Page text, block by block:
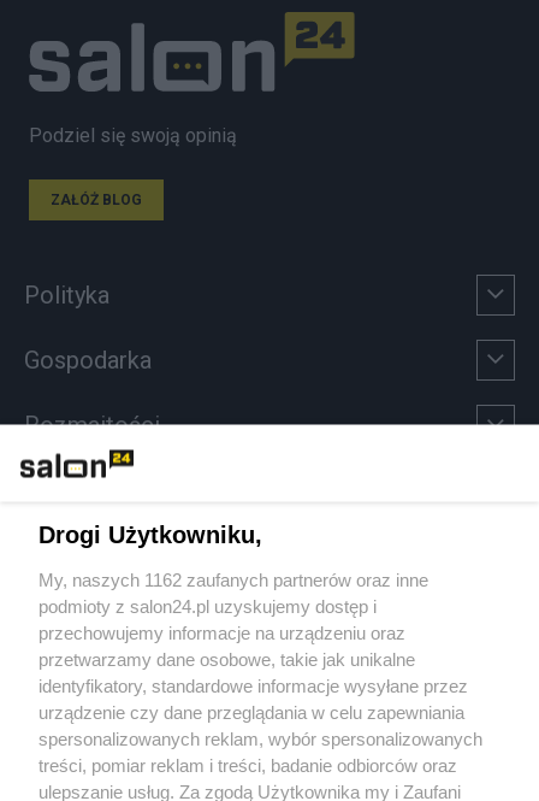
Podziel się swoją opinią
ZAŁÓŻ BLOG
Polityka
Gospodarka
Rozmaitości
Sport
Społeczeństwo
Kultura
Drogi Użytkowniku,
My, naszych 1162 zaufanych partnerów oraz inne
podmioty z salon24.pl uzyskujemy dostęp i
przechowujemy informacje na urządzeniu oraz
przetwarzamy dane osobowe, takie jak unikalne
identyfikatory, standardowe informacje wysyłane przez
urządzenie czy dane przeglądania w celu zapewniania
spersonalizowanych reklam, wybór spersonalizowanych
treści, pomiar reklam i treści, badanie odbiorców oraz
ulepszanie usług. Za zgodą Użytkownika my i Zaufani